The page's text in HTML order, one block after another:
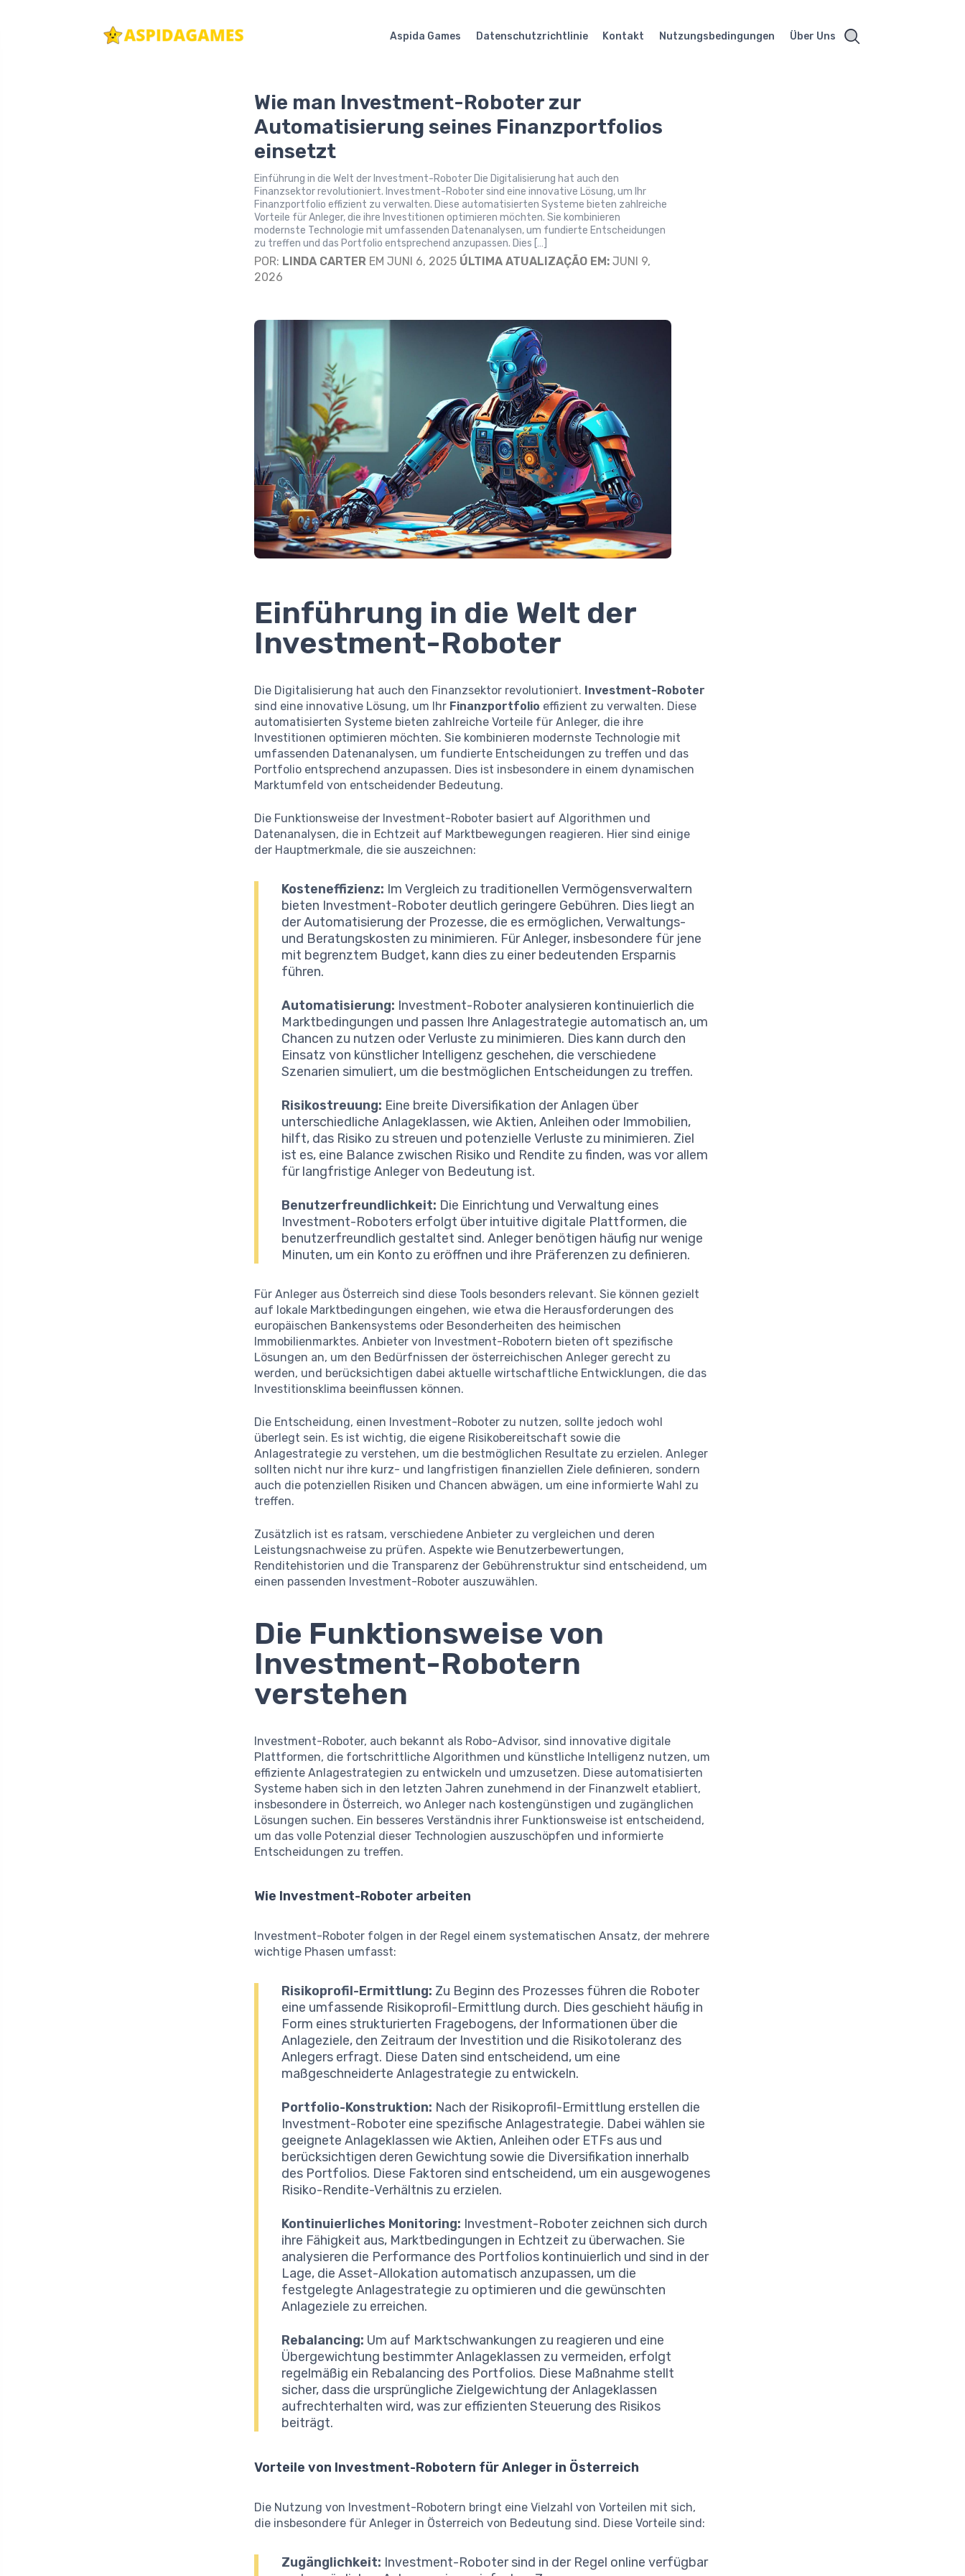
Aspida Games Datenschutzrichtlinie Kontakt Nutzungsbedingungen Über Uns
Wie man Investment-Roboter zur
Automatisierung seines Finanzportfolios
einsetzt
Einführung in die Welt der Investment-Roboter Die Digitalisierung hat auch den
Finanzsektor revolutioniert. Investment-Roboter sind eine innovative Lösung, um Ihr
Finanzportfolio effizient zu verwalten. Diese automatisierten Systeme bieten zahlreiche
Vorteile für Anleger, die ihre Investitionen optimieren möchten. Sie kombinieren
modernste Technologie mit umfassenden Datenanalysen, um fundierte Entscheidungen
zu treffen und das Portfolio entsprechend anzupassen. Dies […]
POR: LINDA CARTER EM JUNI 6, 2025 ÚLTIMA ATUALIZAÇÃO EM: JUNI 9,
2026
Einführung in die Welt der
Investment-Roboter
Die Digitalisierung hat auch den Finanzsektor revolutioniert. Investment-Roboter
sind eine innovative Lösung, um Ihr Finanzportfolio effizient zu verwalten. Diese
automatisierten Systeme bieten zahlreiche Vorteile für Anleger, die ihre
Investitionen optimieren möchten. Sie kombinieren modernste Technologie mit
umfassenden Datenanalysen, um fundierte Entscheidungen zu treffen und das
Portfolio entsprechend anzupassen. Dies ist insbesondere in einem dynamischen
Marktumfeld von entscheidender Bedeutung.
Die Funktionsweise der Investment-Roboter basiert auf Algorithmen und
Datenanalysen, die in Echtzeit auf Marktbewegungen reagieren. Hier sind einige
der Hauptmerkmale, die sie auszeichnen:
Kosteneffizienz: Im Vergleich zu traditionellen Vermögensverwaltern
bieten Investment-Roboter deutlich geringere Gebühren. Dies liegt an
der Automatisierung der Prozesse, die es ermöglichen, Verwaltungs-
und Beratungskosten zu minimieren. Für Anleger, insbesondere für jene
mit begrenztem Budget, kann dies zu einer bedeutenden Ersparnis
führen.
Automatisierung: Investment-Roboter analysieren kontinuierlich die
Marktbedingungen und passen Ihre Anlagestrategie automatisch an, um
Chancen zu nutzen oder Verluste zu minimieren. Dies kann durch den
Einsatz von künstlicher Intelligenz geschehen, die verschiedene
Szenarien simuliert, um die bestmöglichen Entscheidungen zu treffen.
Risikostreuung: Eine breite Diversifikation der Anlagen über
unterschiedliche Anlageklassen, wie Aktien, Anleihen oder Immobilien,
hilft, das Risiko zu streuen und potenzielle Verluste zu minimieren. Ziel
ist es, eine Balance zwischen Risiko und Rendite zu finden, was vor allem
für langfristige Anleger von Bedeutung ist.
Benutzerfreundlichkeit: Die Einrichtung und Verwaltung eines
Investment-Roboters erfolgt über intuitive digitale Plattformen, die
benutzerfreundlich gestaltet sind. Anleger benötigen häufig nur wenige
Minuten, um ein Konto zu eröffnen und ihre Präferenzen zu definieren.
Für Anleger aus Österreich sind diese Tools besonders relevant. Sie können gezielt
auf lokale Marktbedingungen eingehen, wie etwa die Herausforderungen des
europäischen Bankensystems oder Besonderheiten des heimischen
Immobilienmarktes. Anbieter von Investment-Robotern bieten oft spezifische
Lösungen an, um den Bedürfnissen der österreichischen Anleger gerecht zu
werden, und berücksichtigen dabei aktuelle wirtschaftliche Entwicklungen, die das
Investitionsklima beeinflussen können.
Die Entscheidung, einen Investment-Roboter zu nutzen, sollte jedoch wohl
überlegt sein. Es ist wichtig, die eigene Risikobereitschaft sowie die
Anlagestrategie zu verstehen, um die bestmöglichen Resultate zu erzielen. Anleger
sollten nicht nur ihre kurz- und langfristigen finanziellen Ziele definieren, sondern
auch die potenziellen Risiken und Chancen abwägen, um eine informierte Wahl zu
treffen.
Zusätzlich ist es ratsam, verschiedene Anbieter zu vergleichen und deren
Leistungsnachweise zu prüfen. Aspekte wie Benutzerbewertungen,
Renditehistorien und die Transparenz der Gebührenstruktur sind entscheidend, um
einen passenden Investment-Roboter auszuwählen.
Die Funktionsweise von
Investment-Robotern
verstehen
Investment-Roboter, auch bekannt als Robo-Advisor, sind innovative digitale
Plattformen, die fortschrittliche Algorithmen und künstliche Intelligenz nutzen, um
effiziente Anlagestrategien zu entwickeln und umzusetzen. Diese automatisierten
Systeme haben sich in den letzten Jahren zunehmend in der Finanzwelt etabliert,
insbesondere in Österreich, wo Anleger nach kostengünstigen und zugänglichen
Lösungen suchen. Ein besseres Verständnis ihrer Funktionsweise ist entscheidend,
um das volle Potenzial dieser Technologien auszuschöpfen und informierte
Entscheidungen zu treffen.
Wie Investment-Roboter arbeiten
Investment-Roboter folgen in der Regel einem systematischen Ansatz, der mehrere
wichtige Phasen umfasst:
Risikoprofil-Ermittlung: Zu Beginn des Prozesses führen die Roboter
eine umfassende Risikoprofil-Ermittlung durch. Dies geschieht häufig in
Form eines strukturierten Fragebogens, der Informationen über die
Anlageziele, den Zeitraum der Investition und die Risikotoleranz des
Anlegers erfragt. Diese Daten sind entscheidend, um eine
maßgeschneiderte Anlagestrategie zu entwickeln.
Portfolio-Konstruktion: Nach der Risikoprofil-Ermittlung erstellen die
Investment-Roboter eine spezifische Anlagestrategie. Dabei wählen sie
geeignete Anlageklassen wie Aktien, Anleihen oder ETFs aus und
berücksichtigen deren Gewichtung sowie die Diversifikation innerhalb
des Portfolios. Diese Faktoren sind entscheidend, um ein ausgewogenes
Risiko-Rendite-Verhältnis zu erzielen.
Kontinuierliches Monitoring: Investment-Roboter zeichnen sich durch
ihre Fähigkeit aus, Marktbedingungen in Echtzeit zu überwachen. Sie
analysieren die Performance des Portfolios kontinuierlich und sind in der
Lage, die Asset-Allokation automatisch anzupassen, um die
festgelegte Anlagestrategie zu optimieren und die gewünschten
Anlageziele zu erreichen.
Rebalancing: Um auf Marktschwankungen zu reagieren und eine
Übergewichtung bestimmter Anlageklassen zu vermeiden, erfolgt
regelmäßig ein Rebalancing des Portfolios. Diese Maßnahme stellt
sicher, dass die ursprüngliche Zielgewichtung der Anlageklassen
aufrechterhalten wird, was zur effizienten Steuerung des Risikos
beiträgt.
Vorteile von Investment-Robotern für Anleger in Österreich
Die Nutzung von Investment-Robotern bringt eine Vielzahl von Vorteilen mit sich,
die insbesondere für Anleger in Österreich von Bedeutung sind. Diese Vorteile sind:
Zugänglichkeit: Investment-Roboter sind in der Regel online verfügbar